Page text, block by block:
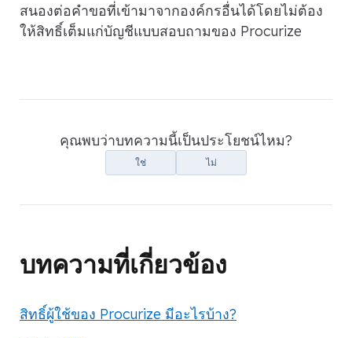
สนองต่อคำขอที่เข้ามาจากองค์กรอื่นได้โดยไม่ต้อง
ให้สิทธิ์เต็มแก่บัญชีแบบสอบถามของ Procurize
คุณพบว่าบทความนี้เป็นประโยชน์ไหม?
ใช่ ไม่
บทความที่เกี่ยวข้อง
สิทธิ์ผู้ใช้ของ Procurize มีอะไรบ้าง?